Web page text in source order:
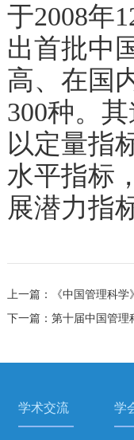
于2008年
出首批中
高、在国
300种。
以定量指
水平指标
展潜力指
上一篇：《中国管理科
下一篇：第十届中国管理
学术交流 学